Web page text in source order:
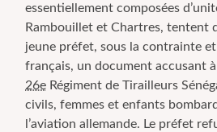
essentiellement composées
Rambouillet et Chartres, tentent
jeune préfet, sous la contrainte et
français, un document accusant
26e Régiment de Tirailleurs
civils, femmes et enfants
l’aviation allemande. Le préfet